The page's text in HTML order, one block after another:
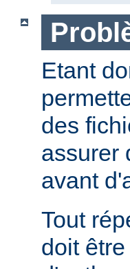
Etant
des
assurer
avant
Tout
doit